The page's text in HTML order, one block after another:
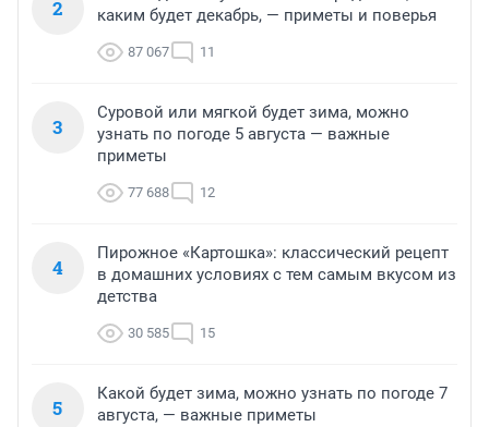
2
каким будет декабрь, — приметы и поверья
87 067 11
3
Суровой или мягкой будет зима, можно
узнать по погоде 5 августа — важные
приметы
77 688 12
4
Пирожное «Картошка»: классический рецепт
в домашних условиях с тем самым вкусом из
детства
30 585 15
5
Какой будет зима, можно узнать по погоде 7
августа, — важные приметы